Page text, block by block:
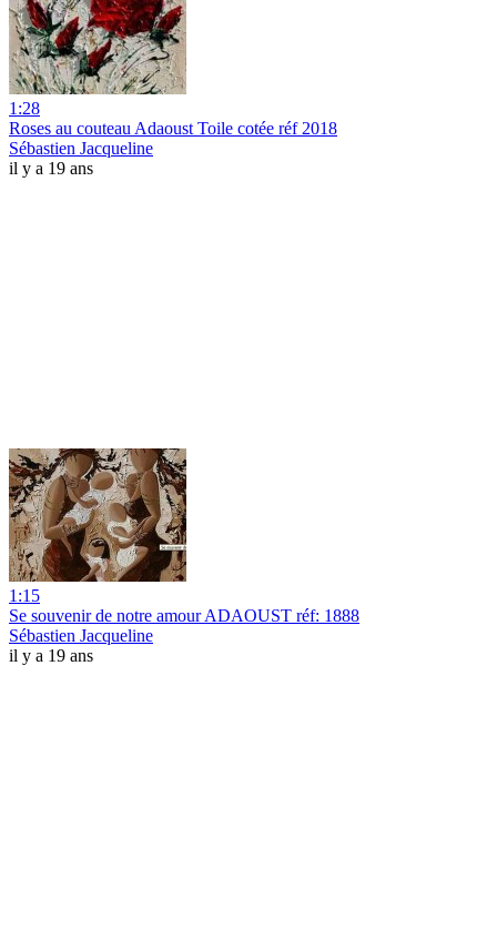
1:28
Roses au couteau Adaoust Toile cotée réf 2018
Sébastien Jacqueline
il y a 19 ans
1:15
Se souvenir de notre amour ADAOUST réf: 1888
Sébastien Jacqueline
il y a 19 ans